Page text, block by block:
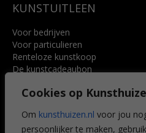
Cookies op
Om kunsthuizen.nl voor jou
persoonlijker te maken,
KUNSTUITLEEN
Voor bedrijven
Voor particulieren
Renteloze kunstkoop
De kunstcadeaubon
Voordelen
Veelgestelde vragen